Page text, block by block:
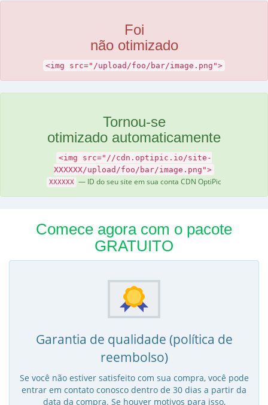
Foi
não otimizado
<img src="/upload/foo/bar/image.png">
Tornou-se
otimizado automaticamente
<img src="//cdn.optipic.io/site-
XXXXXX/upload/foo/bar/image.png">
XXXXXX — ID do seu site em sua conta CDN OptiPic
Comece agora com o pacote
GRATUITO
Garantia de qualidade (política de
reembolso)
Se você não estiver satisfeito com sua compra, você pode
entrar em contato conosco dentro de 30 dias a partir da
data da compra. Se houver motivos para isso,